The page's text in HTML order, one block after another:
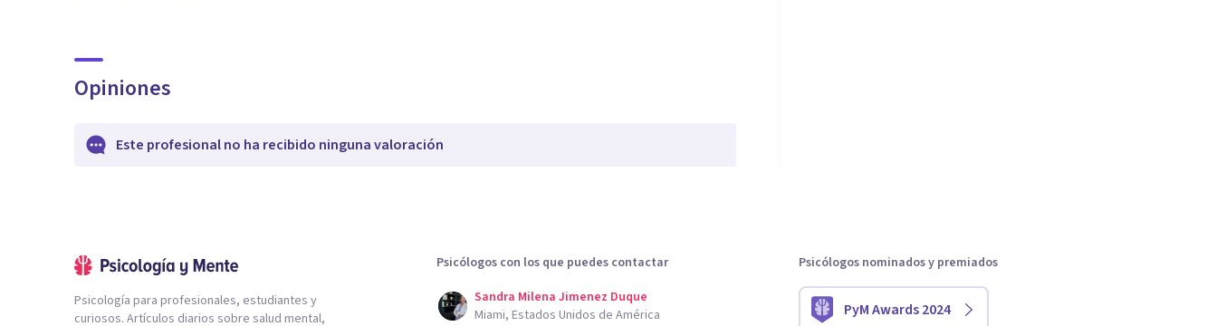
Opiniones
Este profesional no ha recibido ninguna valoración
Psicología para profesionales, estudiantes y
curiosos. Artículos diarios sobre salud mental,
Psicólogos con los que puedes contactar
Sandra Milena Jimenez Duque
Miami, Estados Unidos de América
Psicólogos nominados y premiados
PyM Awards 2024